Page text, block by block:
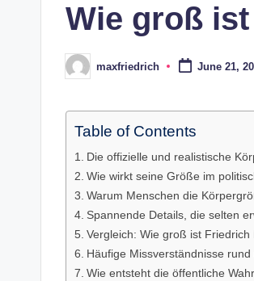
Wie groß
Posted
by
maxfriedrich June 21,
Table of Contents
Die offizielle und realistische
Wie wirkt seine Größe im
Warum Menschen die
Spannende Details, die selten
Vergleich: Wie groß ist
Häufige Missverständnisse
Wie entsteht die öffentliche